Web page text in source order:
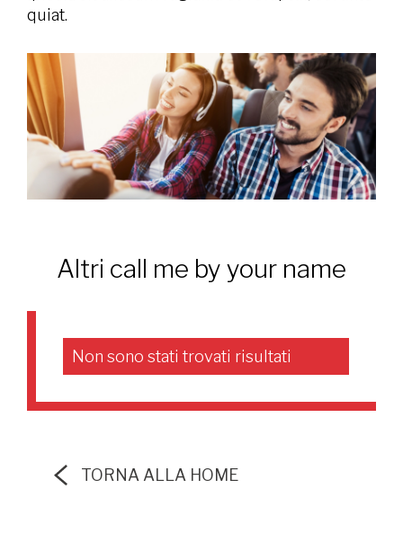
quiat.
Altri call me by your name
Non sono stati trovati risultati
TORNA ALLA HOME